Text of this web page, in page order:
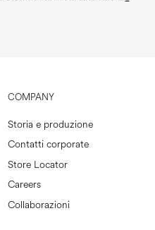
COMPANY
Storia e produzione
Contatti corporate
Store Locator
Careers
Collaborazioni